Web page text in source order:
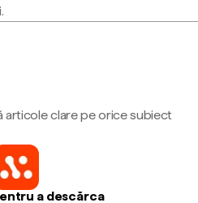
clare pe orice subiect
a descărca